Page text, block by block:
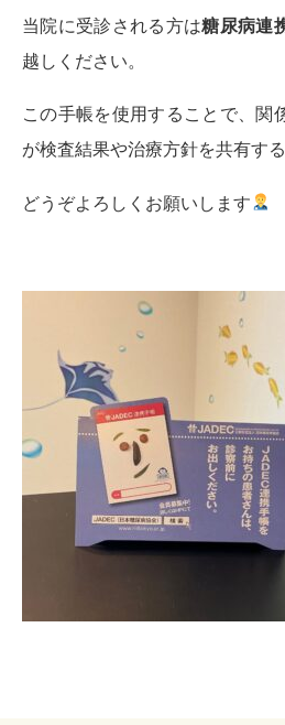
当院に受診される方は糖尿病連
越しください。
この手帳を使用することで、関
が検査結果や治療方針を共有す
どうぞよろしくお願いします